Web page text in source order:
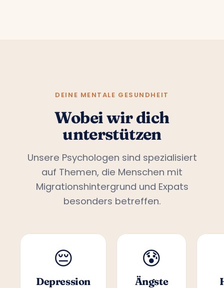
DEINE MENTALE GESUNDHEIT
Wobei wir dich
unterstützen
Unsere Psychologen sind spezialisiert
auf Themen, die Menschen mit
Migrationshintergrund und Expats
besonders betreffen.
😔
Depression
😰
Ängste